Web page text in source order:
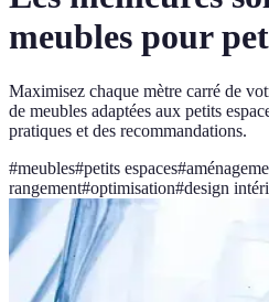
meubles pour
Maximisez chaque mètre carré de
de meubles adaptées aux petits
pratiques et des recommandations.
#meubles#petits espaces#
rangement#optimisation#design